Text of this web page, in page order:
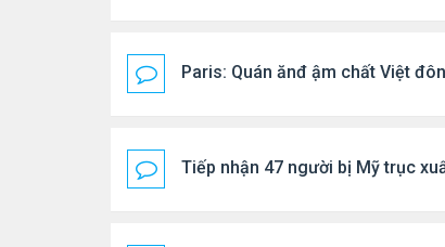
Paris: Quán ănđ ậm chất Việt
Tiếp nhận 47 người bị Mỹ trục